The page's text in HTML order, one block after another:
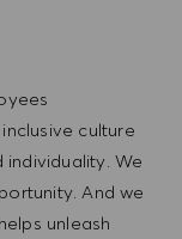
culture
individuality. We
And we
unleash